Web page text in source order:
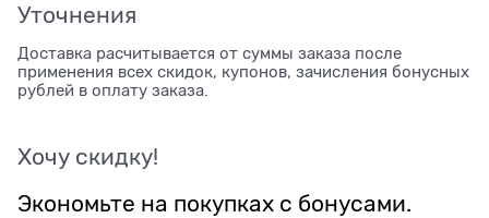
Уточнения
Доставка расчитывается от суммы заказа после
применения всех скидок, купонов, зачисления бонусных
рублей в оплату заказа.
Хочу скидку!
Экономьте на покупках с бонусами.